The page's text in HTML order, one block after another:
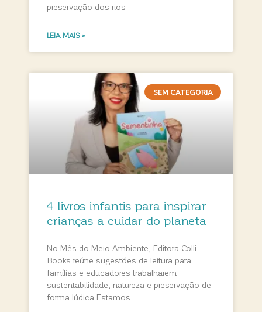
preservação dos rios
LEIA MAIS »
SEM CATEGORIA
4 livros infantis para inspirar
crianças a cuidar do planeta
No Mês do Meio Ambiente, Editora Colli
Books reúne sugestões de leitura para
famílias e educadores trabalharem
sustentabilidade, natureza e preservação de
forma lúdica Estamos